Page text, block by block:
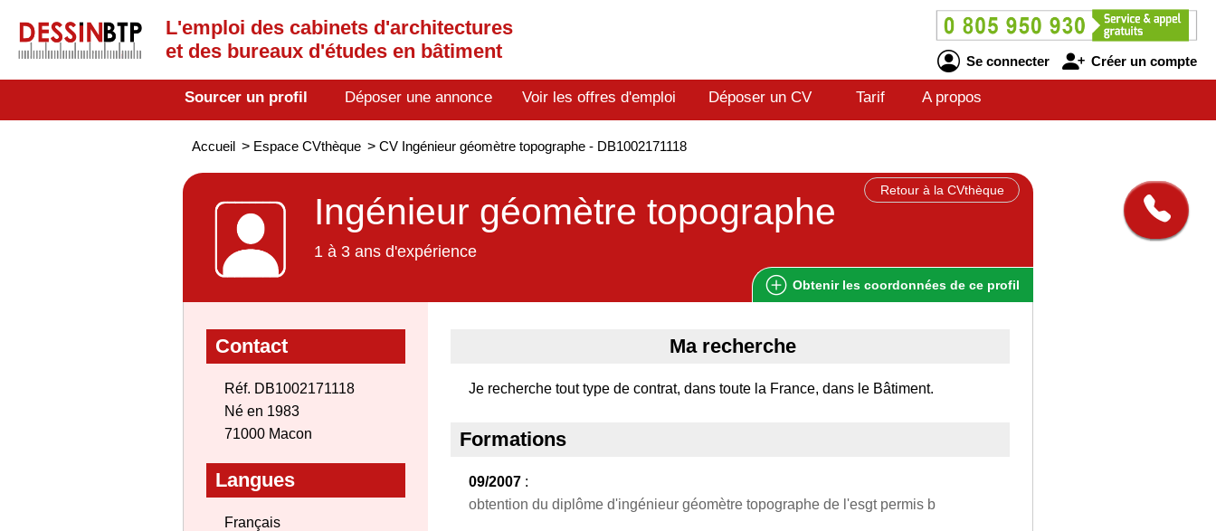
L'emploi des cabinets d'architectures
et des bureaux d'études en bâtiment
Se connecter Créer un compte
Sourcer un profil Déposer une annonce Voir les offres d'emploi Déposer un CV Tarif A propos
Accueil > Espace CVthèque > CV Ingénieur géomètre topographe - DB1002171118
Retour à la CVthèque
Ingénieur géomètre topographe
1 à 3 ans d'expérience
Obtenir les coordonnées de ce profil
Contact
Réf. DB1002171118
Né en 1983
71000 Macon
Langues
Français
Ma recherche
Je recherche tout type de contrat, dans toute la France, dans le Bâtiment.
Formations
09/2007 :
obtention du diplôme d'ingénieur géomètre topographe de l'esgt permis b